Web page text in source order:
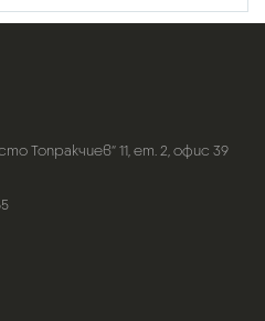
Топракчиев“ 11, ет. 2, офис 39